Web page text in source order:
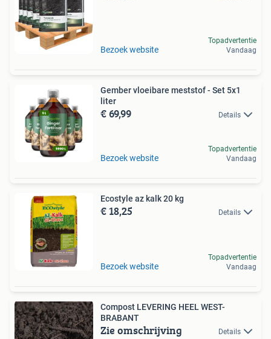
Bezoek website
Topadvertentie
Vandaag
Gember vloeibare meststof - Set 5x1
liter
€ 69,99 Details
Bezoek website
Topadvertentie
Vandaag
Ecostyle az kalk 20 kg
€ 18,25 Details
Bezoek website
Topadvertentie
Vandaag
Compost LEVERING HEEL WEST-
BRABANT
Zie omschrijving Details